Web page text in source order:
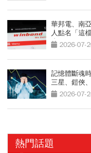
華邦電、南
人點名「這
光 2026-07-
記憶體斷魂
三星、鎧俠
2026-07-
熱門話題